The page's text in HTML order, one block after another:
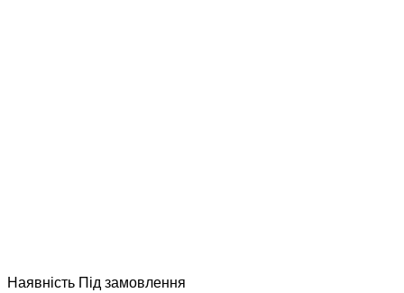
Наявнiсть Пiд замовлення